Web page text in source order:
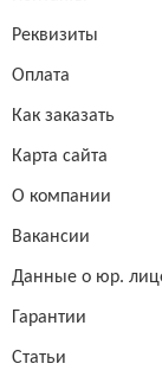
Реквизиты
Оплата
Как заказать
Карта сайта
О компании
Вакансии
Данные о юр.
Гарантии
Статьи